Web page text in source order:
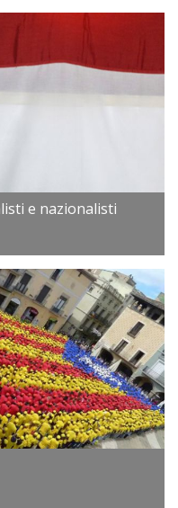
e nazionalisti